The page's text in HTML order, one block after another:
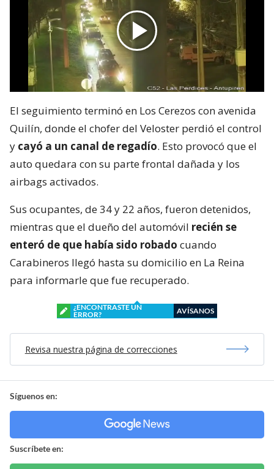
El seguimiento terminó en Los Cerezos con avenida
Quilín, donde el chofer del Veloster perdió el control
y cayó a un canal de regadío. Esto provocó que el
auto quedara con su parte frontal dañada y los
airbags activados.
Sus ocupantes, de 34 y 22 años, fueron detenidos,
mientras que el dueño del automóvil recién se
enteró de que había sido robado cuando
Carabineros llegó hasta su domicilio en La Reina
para informarle que fue recuperado.
¿ENCONTRASTE UN
ERROR?
AVÍSANOS
Revisa nuestra página de correcciones
Síguenos en:
Suscríbete en: